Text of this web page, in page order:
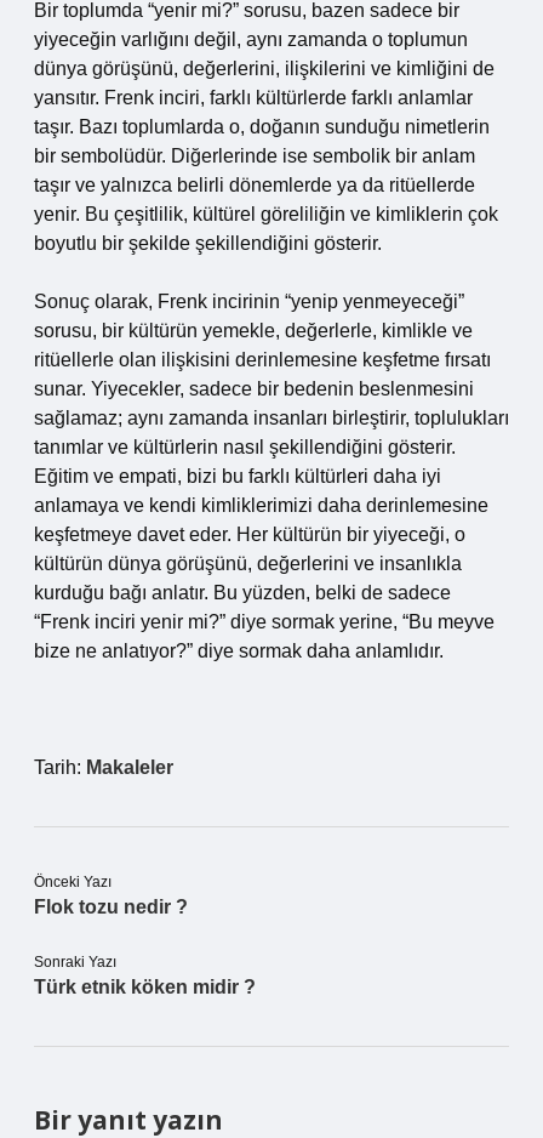
Bir toplumda “yenir mi?” sorusu, bazen sadece bir
yiyeceğin varlığını değil, aynı zamanda o toplumun
dünya görüşünü, değerlerini, ilişkilerini ve kimliğini de
yansıtır. Frenk inciri, farklı kültürlerde farklı anlamlar
taşır. Bazı toplumlarda o, doğanın sunduğu nimetlerin
bir sembolüdür. Diğerlerinde ise sembolik bir anlam
taşır ve yalnızca belirli dönemlerde ya da ritüellerde
yenir. Bu çeşitlilik, kültürel göreliliğin ve kimliklerin çok
boyutlu bir şekilde şekillendiğini gösterir.
Sonuç olarak, Frenk incirinin “yenip yenmeyeceği”
sorusu, bir kültürün yemekle, değerlerle, kimlikle ve
ritüellerle olan ilişkisini derinlemesine keşfetme fırsatı
sunar. Yiyecekler, sadece bir bedenin beslenmesini
sağlamaz; aynı zamanda insanları birleştirir, toplulukları
tanımlar ve kültürlerin nasıl şekillendiğini gösterir.
Eğitim ve empati, bizi bu farklı kültürleri daha iyi
anlamaya ve kendi kimliklerimizi daha derinlemesine
keşfetmeye davet eder. Her kültürün bir yiyeceği, o
kültürün dünya görüşünü, değerlerini ve insanlıkla
kurduğu bağı anlatır. Bu yüzden, belki de sadece
“Frenk inciri yenir mi?” diye sormak yerine, “Bu meyve
bize ne anlatıyor?” diye sormak daha anlamlıdır.
Tarih: Makaleler
Önceki Yazı
Flok tozu nedir ?
Sonraki Yazı
Türk etnik köken midir ?
Bir yanıt yazın